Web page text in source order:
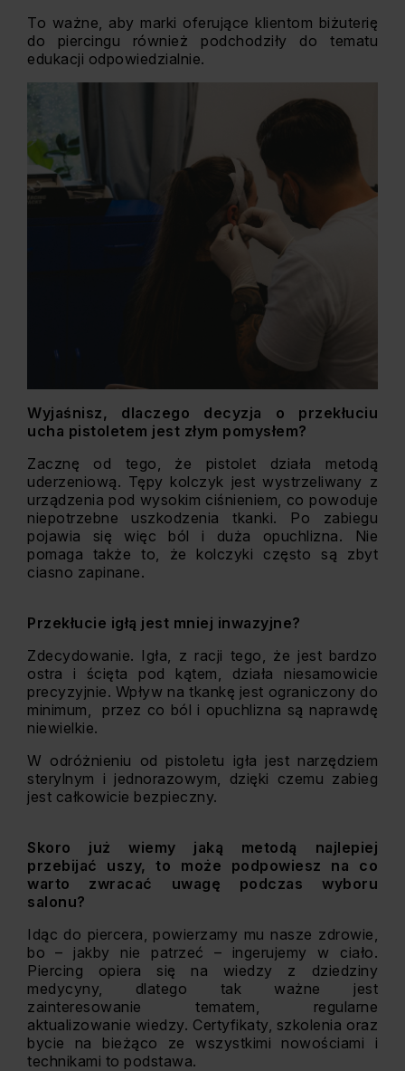
To ważne, aby marki oferujące klientom biżuterię
do piercingu również podchodziły do tematu
edukacji odpowiedzialnie.
Wyjaśnisz, dlaczego decyzja o przekłuciu
ucha pistoletem jest złym pomysłem?
Zacznę od tego, że pistolet działa metodą
uderzeniową. Tępy kolczyk jest wystrzeliwany z
urządzenia pod wysokim ciśnieniem, co powoduje
niepotrzebne uszkodzenia tkanki. Po zabiegu
pojawia się więc ból i duża opuchlizna. Nie
pomaga także to, że kolczyki często są zbyt
ciasno zapinane.
Przekłucie igłą jest mniej inwazyjne?
Zdecydowanie. Igła, z racji tego, że jest bardzo
ostra i ścięta pod kątem, działa niesamowicie
precyzyjnie. Wpływ na tkankę jest ograniczony do
minimum, przez co ból i opuchlizna są naprawdę
niewielkie.
W odróżnieniu od pistoletu igła jest narzędziem
sterylnym i jednorazowym, dzięki czemu zabieg
jest całkowicie bezpieczny.
Skoro już wiemy jaką metodą najlepiej
przebijać uszy, to może podpowiesz na co
warto zwracać uwagę podczas wyboru
salonu?
Idąc do piercera, powierzamy mu nasze zdrowie,
bo – jakby nie patrzeć – ingerujemy w ciało.
Piercing opiera się na wiedzy z dziedziny
medycyny, dlatego tak ważne jest
zainteresowanie tematem, regularne
aktualizowanie wiedzy. Certyfikaty, szkolenia oraz
bycie na bieżąco ze wszystkimi nowościami i
technikami to podstawa.